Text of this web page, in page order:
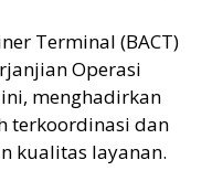
Terminal (BACT)
Operasi
menghadirkan
terkoordinasi dan
kualitas layanan.